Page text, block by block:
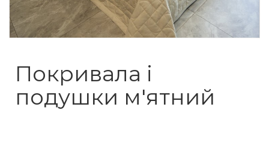
Покривала і
подушки м'ятний